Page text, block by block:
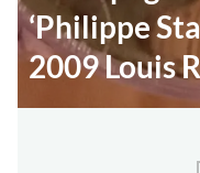
‘Philippe
2009 Louis